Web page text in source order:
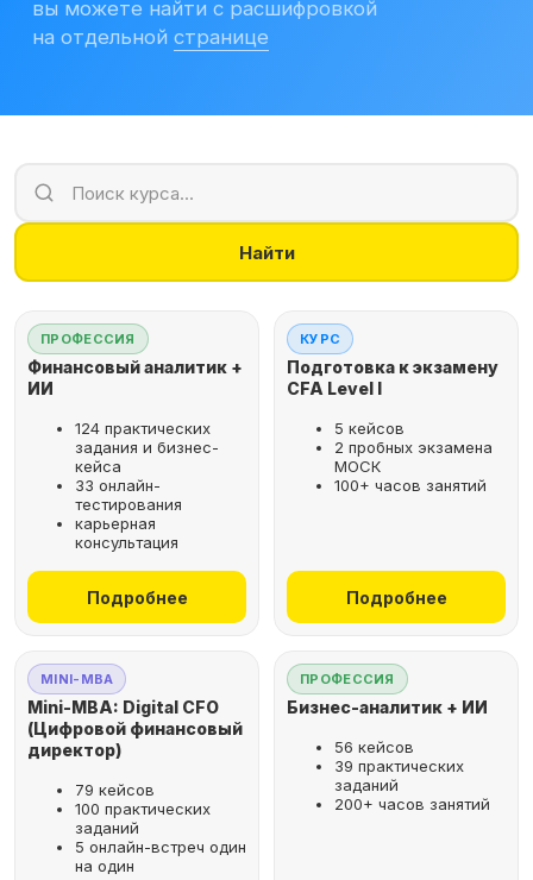
Найти
ПРОФЕССИЯ
Финансовый аналитик +
ИИ
124 практических
задания и бизнес-
кейса
33 онлайн-
тестирования
карьерная
консультация
Подробнее
КУРС
Подготовка к экзамену
CFA Level I
5 кейсов
2 пробных экзамена
МОСК
100+ часов занятий
Подробнее
MINI-MBA
Mini-MBA: Digital CFO
(Цифровой финансовый
директор)
79 кейсов
100 практических
заданий
5 онлайн-встреч один
на один
ПРОФЕССИЯ
Бизнес-аналитик + ИИ
56 кейсов
39 практических
заданий
200+ часов занятий